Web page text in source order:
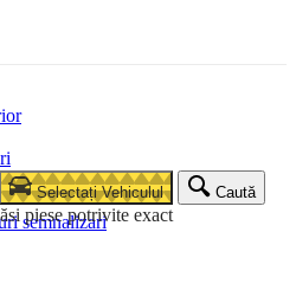
semnalizari
Selectați Vehiculul Caută
piese potrivite exact